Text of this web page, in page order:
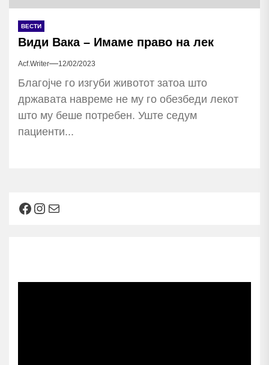
ВЕСТИ
Види Вака – Имаме право на лек
Acf.writer 12/02/2023
Благојче го изгуби животот затоа што
државата навреме не му го обезбеди лекот
што му беше потребен. Уште седум
пациенти...
Facebook
Instagram
Mail